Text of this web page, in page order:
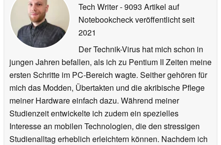
Tech Writer- 9093 Artikel auf
Notebookcheck veröffentlichtseit
2021
Der Technik-Virus hat mich schon in
jungen Jahren befallen, als ich zu Pentium II Zeiten meine
ersten Schritte im PC-Bereich wagte. Seither gehören für
mich das Modden, Übertakten und die akribische Pflege
meiner Hardware einfach dazu. Während meiner
Studienzeit entwickelte ich zudem ein spezielles
Interesse an mobilen Technologien, die den stressigen
Studienalltag erheblich erleichtern können. Nachdem ich